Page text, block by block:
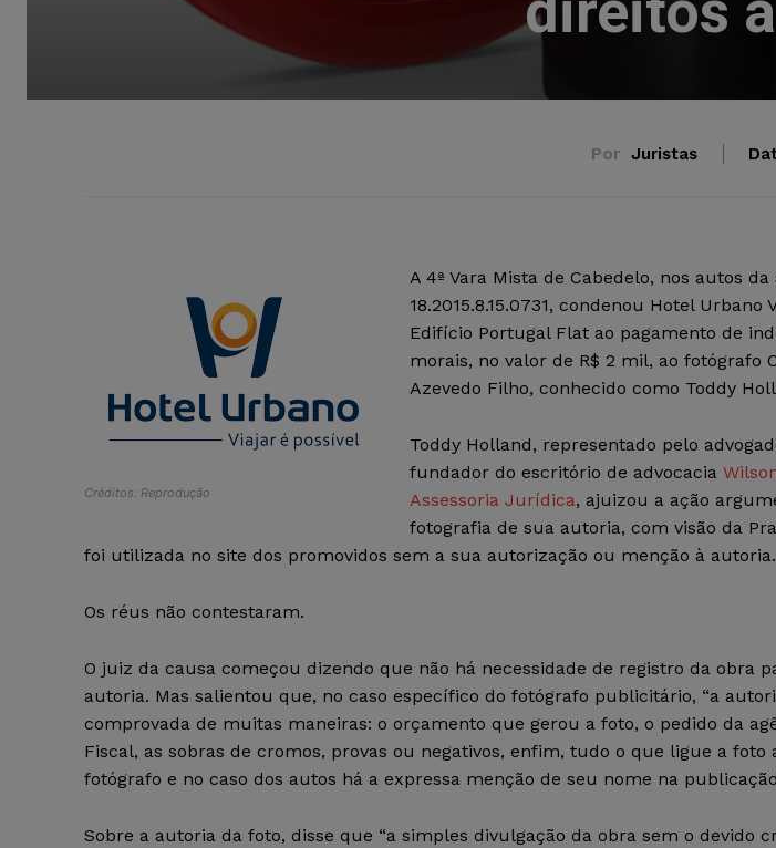
Por Juristas
Créditos: Reprodução
A 4ª Vara Mista de Cabedelo, nos autos da
18.2015.8.15.0731, condenou Hotel Urbano
Edifício Portugal Flat ao pagamento de
morais, no valor de R$ 2 mil, ao fotógrafo
Azevedo Filho, conhecido como Toddy
Toddy Holland, representado pelo
fundador do escritório de advocacia
Assessoria Jurídica, ajuizou a ação
fotografia de sua autoria, com visão da
foi utilizada no site dos promovidos sem a sua autorização ou menção à autoria.
Os réus não contestaram.
O juiz da causa começou dizendo que não há necessidade de registro da obra
autoria. Mas salientou que, no caso específico do fotógrafo publicitário, “a
comprovada de muitas maneiras: o orçamento que gerou a foto, o pedido da
Fiscal, as sobras de cromos, provas ou negativos, enfim, tudo o que ligue a foto
fotógrafo e no caso dos autos há a expressa menção de seu nome na
Sobre a autoria da foto, disse que “a simples divulgação da obra sem o devido